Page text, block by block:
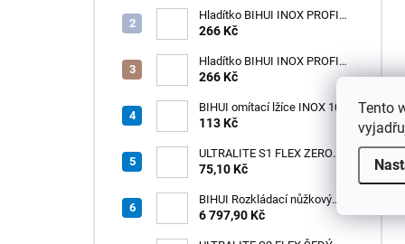
Tento
Hladítko BIHUI INOX PROFI
280 x 120 mm zub 12mm -
266 Kč
Hladítko BIHUI INOX PROFI
280 x 120 mm zub 3,2mm -
266 Kč
BIHUI omítací lžíce INOX 100
× 110 mm – měkká
113 Kč
ULTRALITE S1 FLEX ZERO
BÍLÝ NOVINKA/15kg
75,10 Kč
BIHUI Rozkládací nůžkový
pracovní stůl 221×113×73 cm
6 797,90 Kč